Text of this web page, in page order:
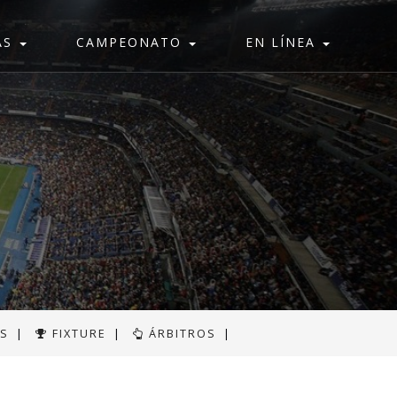
CAMPEONATO EN LÍNEA
| FIXTURE | ÁRBITROS |